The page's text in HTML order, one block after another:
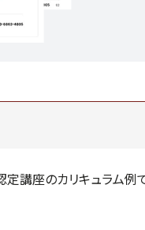
講座のカリキュラム例